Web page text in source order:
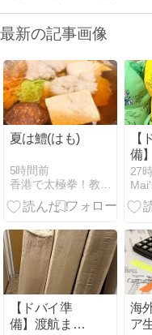
最新の記事画像
夏は鱧(はも)
5時間前
香港で太極拳！教室ご案内 ☆ときどき日本 ☆
【
備
会
27
【ドバイ準
備】渡航まで
海
ア